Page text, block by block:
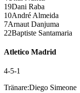
19Dani Raba
10André Almeida
7Arnaut Danjuma
22Baptiste Santamaria
Atletico Madrid
4-5-1
Tränare:Diego Simeone